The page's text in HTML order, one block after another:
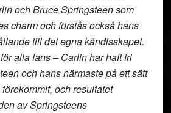
och Bruce Springsteen som
charm och förstås också hans
till det egna kändisskapet.
alla fans – Carlin har haft fri
och hans närmaste på ett sätt
och resultatet
av Springsteens